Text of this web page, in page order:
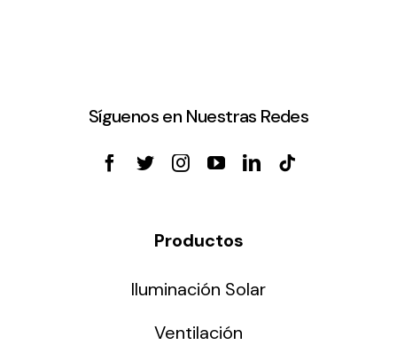
Síguenos en Nuestras Redes
Productos
Iluminación Solar
Ventilación